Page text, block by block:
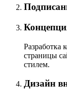
Разработка
страницы
стилем.
Дизайн